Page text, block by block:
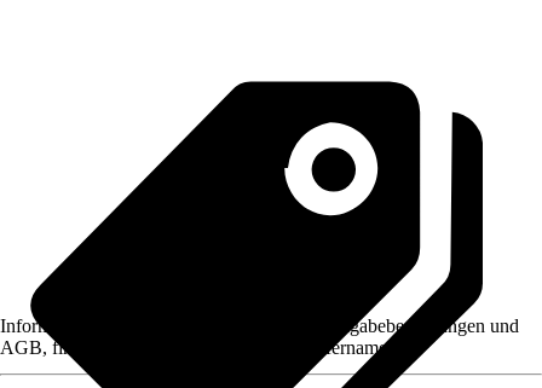
Informationen des Verkäufers, wie z. B. Rückgabebedingungen und
AGB, finden Sie bei Klick auf den Verkäufernamen.